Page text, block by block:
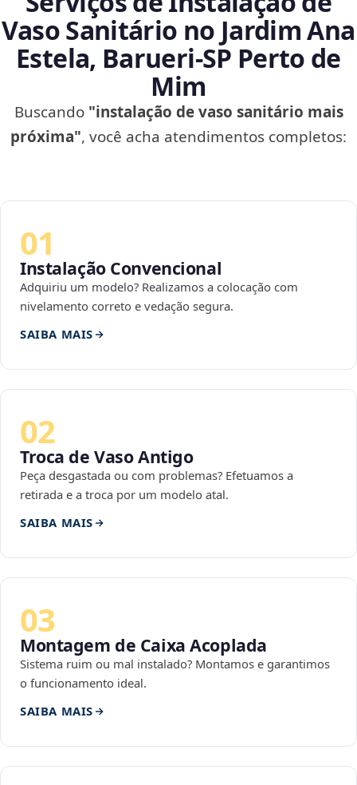
Vaso Sanitário no Jardim Ana
Estela, Barueri‑SP Perto de
Mim
Buscando "instalação de vaso sanitário mais
próxima", você acha atendimentos completos:
01
Instalação Convencional
Adquiriu um modelo? Realizamos a colocação com
nivelamento correto e vedação segura.
SAIBA MAIS
02
Troca de Vaso Antigo
Peça desgastada ou com problemas? Efetuamos a
retirada e a troca por um modelo atal.
SAIBA MAIS
03
Montagem de Caixa Acoplada
Sistema ruim ou mal instalado? Montamos e garantimos
o funcionamento ideal.
SAIBA MAIS